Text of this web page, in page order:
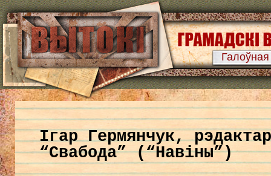
Галоўная
Ігар Гермянчук,
“Свабода” (“Навіны”)